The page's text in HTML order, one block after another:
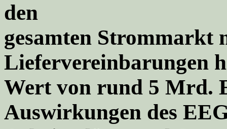
den
gesamten Strommarkt
Liefervereinbarungen
Wert von rund 5 Mrd.
Auswirkungen des